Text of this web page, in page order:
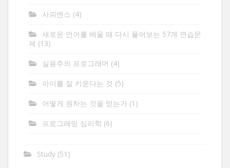
사피엔스 (4)
새로운 언어를 배울 때 다시 풀어보는 57개 연습문
제 (13)
실용주의 프로그래머 (4)
아이를 잘 키운다는 것 (5)
어떻게 원하는 것을 얻는가 (1)
프로그래밍 심리학 (6)
Study (51)